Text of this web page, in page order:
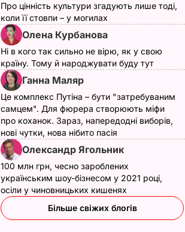
Про цінність культури згадують лише тоді,
коли її стовпи – у могилах
Олена Курбанова
Ні в кого так сильно не вірю, як у свою
країну. Тому й народжувати буду тут
Ганна Маляр
Це комплекс Путіна – бути "затребуваним
самцем". Для фюрера створюють міфи
про коханок. Зараз, напередодні виборів,
нові чутки, нова нібито пасія
Олександр Ягольник
100 млн грн, чесно зароблених
українським шоу-бізнесом у 2021 році,
осіли у чиновницьких кишенях
Більше свіжих блогів